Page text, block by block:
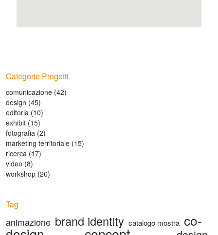
Categorie Progetti
comunicazione (42)
design (45)
editoria (10)
exhibit (15)
fotografia (2)
marketing territoriale (15)
ricerca (17)
video (8)
workshop (26)
Tag
animazione brand identity catalogo mostra co-